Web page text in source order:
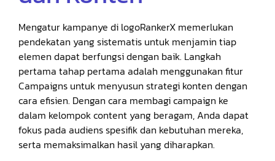
Mengatur kampanye di logoRankerX memerlukan
pendekatan yang sistematis untuk menjamin tiap
elemen dapat berfungsi dengan baik. Langkah
pertama tahap pertama adalah menggunakan fitur
Campaigns untuk menyusun strategi konten dengan
cara efisien. Dengan cara membagi campaign ke
dalam kelompok content yang beragam, Anda dapat
fokus pada audiens spesifik dan kebutuhan mereka,
serta memaksimalkan hasil yang diharapkan.